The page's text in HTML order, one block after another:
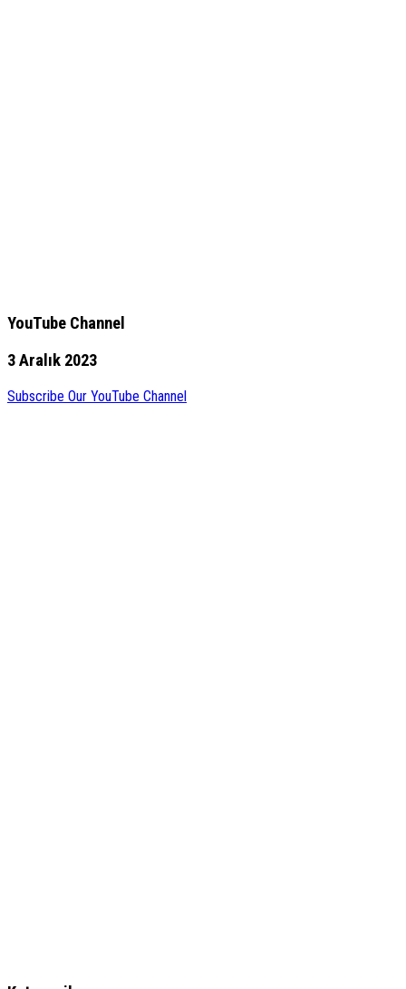
YouTube Channel
3 Aralık 2023
Subscribe Our YouTube Channel